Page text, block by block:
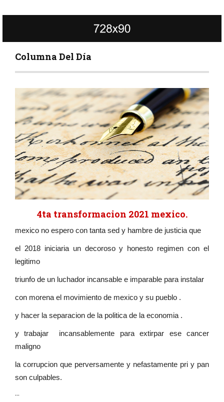
Columna Del Día
4ta transformacion 2021 mexico.
mexico no espero con tanta sed y hambre de justicia que
el 2018 iniciaria un decoroso y honesto regimen con el
legitimo
triunfo de un luchador incansable e imparable para instalar
con morena el movimiento de mexico y su pueblo .
y hacer la separacion de la politica de la economia .
y trabajar incansablemente para extirpar ese cancer
maligno
la corrupcion que perversamente y nefastamente pri y pan
son culpables.
...